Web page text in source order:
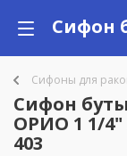
Сифоны для
Сифон
ОРИО 1 1/4"
403